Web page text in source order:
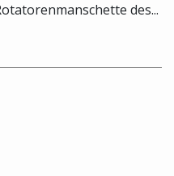
des...